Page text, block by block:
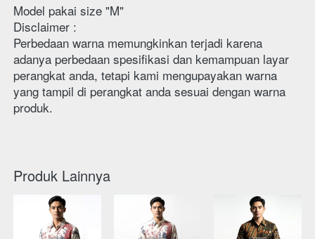
Model pakai size "M"
Disclaimer :
Perbedaan warna memungkinkan terjadi karena
adanya perbedaan spesifikasi dan kemampuan layar
perangkat anda, tetapi kami mengupayakan warna
yang tampil di perangkat anda sesuai dengan warna
produk.
Produk Lainnya